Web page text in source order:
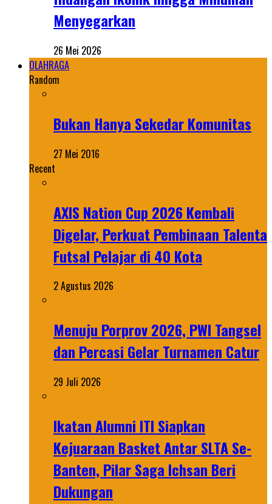
Menyegarkan
26 Mei 2026
OLAHRAGA
Random
Bukan Hanya Sekedar Komunitas
27 Mei 2016
Recent
AXIS Nation Cup 2026 Kembali
Digelar, Perkuat Pembinaan Talenta
Futsal Pelajar di 40 Kota
2 Agustus 2026
Menuju Porprov 2026, PWI Tangsel
dan Percasi Gelar Turnamen Catur
29 Juli 2026
Ikatan Alumni ITI Siapkan
Kejuaraan Basket Antar SLTA Se-
Banten, Pilar Saga Ichsan Beri
Dukungan